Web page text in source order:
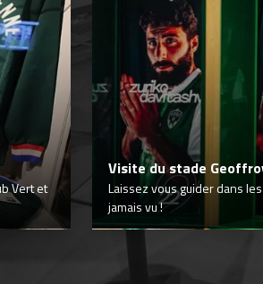
Vert et
Visite du stade
Laissez vous guider dans
jamais vu !